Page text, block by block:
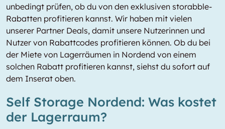
unbedingt prüfen, ob du von den exklusiven storabble-
Rabatten profitieren kannst. Wir haben mit vielen
unserer Partner Deals, damit unsere Nutzerinnen und
Nutzer von Rabattcodes profitieren können. Ob du bei
der Miete von Lagerräumen in Nordend von einem
solchen Rabatt profitieren kannst, siehst du sofort auf
dem Inserat oben.
Self Storage Nordend: Was kostet
der Lagerraum?